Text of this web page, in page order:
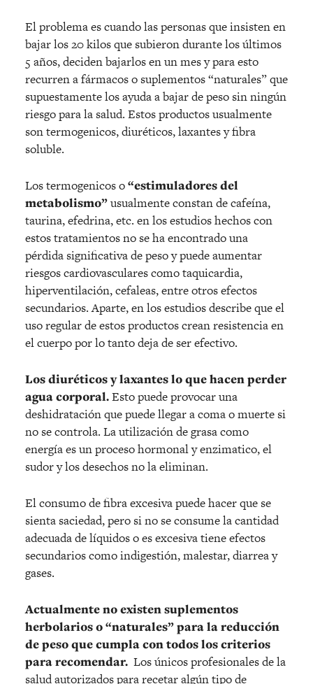
El problema es cuando las personas que insisten en
bajar los 20 kilos que subieron durante los últimos
5 años, deciden bajarlos en un mes y para esto
recurren a fármacos o suplementos “naturales” que
supuestamente los ayuda a bajar de peso sin ningún
riesgo para la salud. Estos productos usualmente
son termogenicos, diuréticos, laxantes y fibra
soluble.
Los termogenicos o“estimuladores del
metabolismo”usualmente constan de cafeína,
taurina, efedrina, etc. en los estudios hechos con
estos tratamientos no se ha encontrado una
pérdida significativa de peso y puede aumentar
riesgos cardiovasculares como taquicardia,
hiperventilación, cefaleas, entre otros efectos
secundarios. Aparte, en los estudios describe que el
uso regular de estos productos crean resistencia en
el cuerpo por lo tanto deja de ser efectivo.
Los diuréticos y laxantes lo que hacen perder
agua corporal.Esto puede provocar una
deshidratación que puede llegar a coma o muerte si
no se controla. La utilización de grasa como
energía es un proceso hormonal y enzimatico, el
sudor y los desechos no la eliminan.
El consumo de fibra excesiva puede hacer que se
sienta saciedad, pero si no se consume la cantidad
adecuada de líquidos o es excesiva tiene efectos
secundarios como indigestión, malestar, diarrea y
gases.
Actualmente no existen suplementos
herbolarios o “naturales” para la reducción
de peso que cumpla con todos los criterios
para recomendar. Los únicos profesionales de la
salud autorizados para recetar algún tipo de